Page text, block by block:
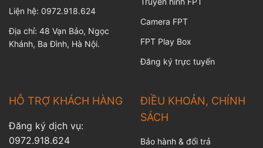
Liện hệ: 0972.918.624
Địa chỉ: 48 Vạn Bảo, Ngọc
Khánh, Ba Đình, Hà Nội.
Camera FPT
FPT Play Box
Đăng ký trực tuyến
HỖ TRỢ KHÁCH HÀNG
Đăng ký dịch vụ:
0972.918.624
ĐIỀU KHOẢN, CHÍNH
SÁCH
Bảo hành & đổi trả